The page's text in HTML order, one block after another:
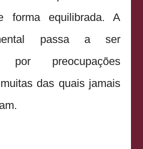
forma equilibrada. A
passa a ser
por preocupações
das quais jamais